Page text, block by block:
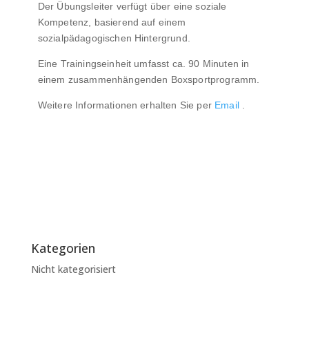
Der Übungsleiter verfügt über eine soziale
Kompetenz, basierend auf einem
sozialpädagogischen Hintergrund.
Eine Trainingseinheit umfasst ca. 90 Minuten in
einem zusammenhängenden Boxsportprogramm.
Weitere Informationen erhalten Sie per Email
Kategorien
Nicht kategorisiert